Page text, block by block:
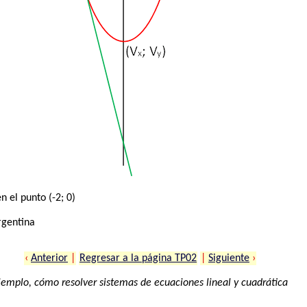
el punto (-2; 0)
‹ Anterior Regresar a la página TP02 Siguiente ›
cómo resolver sistemas de ecuaciones lineal y cuadrática